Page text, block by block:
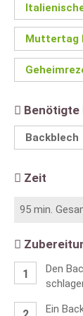
Muttertag
Benötigte
Backblech
Zeit
95 min.
Den
Ein